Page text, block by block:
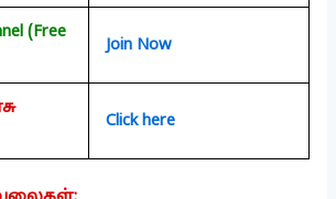
(Free
Join Now
Click here